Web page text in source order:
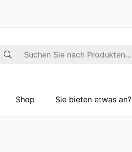
Suche
Shop Sie bieten etwas an?